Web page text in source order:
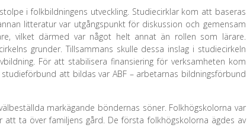
i folkbildningens utveckling. Studiecirklar kom att baseras
litteratur var utgångspunkt för diskussion och gemensam
vilket därmed var något helt annat än rollen som lärare.
grunder. Tillsammans skulle dessa inslag i studiecirkeln
För att stabilisera finansiering för verksamheten kom
att bildas var ABF – arbetarnas bildningsförbund
markägande böndernas söner. Folkhögskolorna var
ta över familjens gård. De första folkhögskolorna ägdes av